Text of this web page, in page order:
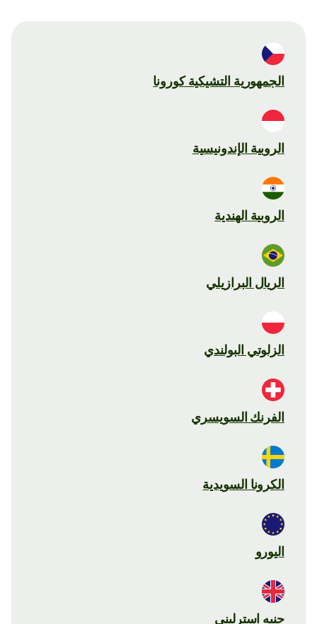
الجمهورية التشيكية كورونا
الروبية الإندونيسية
الروبية الهندية
الريال البرازيلي
الزلوتي البولندي
الفرنك السويسري
الكرونا السويدية
اليورو
جنيه استرليني